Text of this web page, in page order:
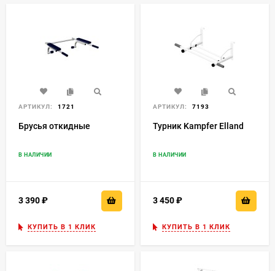
АРТИКУЛ: 1721
Брусья откидные
В НАЛИЧИИ
3 390
КУПИТЬ В 1 КЛИК
АРТИКУЛ: 7193
Турник Kampfer Elland
В НАЛИЧИИ
3 450
КУПИТЬ В 1 КЛИК